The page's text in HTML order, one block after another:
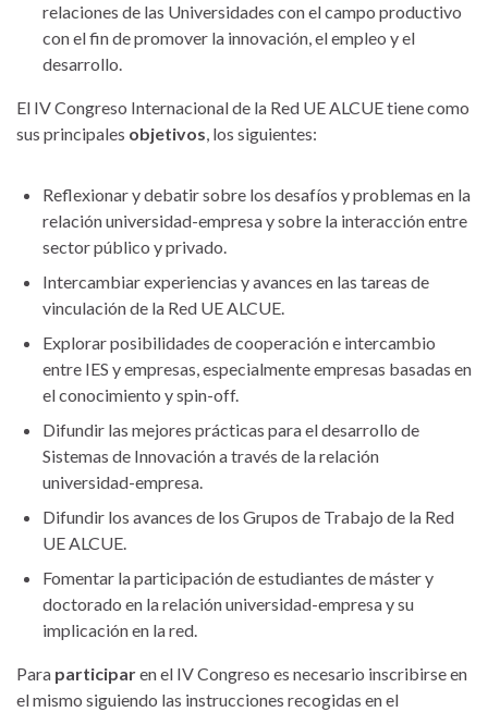
relaciones de las Universidades con el campo productivo
con el fin de promover la innovación, el empleo y el
desarrollo.
El IV Congreso Internacional de la Red UE ALCUE tiene como
sus principales objetivos, los siguientes:
Reflexionar y debatir sobre los desafíos y problemas en la
relación universidad-empresa y sobre la interacción entre
sector público y privado.
Intercambiar experiencias y avances en las tareas de
vinculación de la Red UE ALCUE.
Explorar posibilidades de cooperación e intercambio
entre IES y empresas, especialmente empresas basadas en
el conocimiento y spin-off.
Difundir las mejores prácticas para el desarrollo de
Sistemas de Innovación a través de la relación
universidad-empresa.
Difundir los avances de los Grupos de Trabajo de la Red
UE ALCUE.
Fomentar la participación de estudiantes de máster y
doctorado en la relación universidad-empresa y su
implicación en la red.
Para participaren el IV Congreso es necesario inscribirse en
el mismo siguiendo las instrucciones recogidas en el